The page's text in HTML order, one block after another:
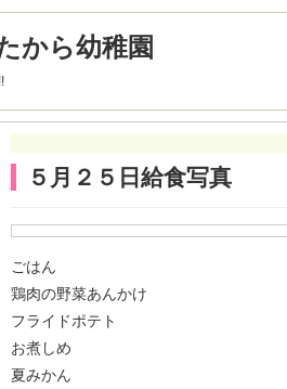
から幼稚園
５月２５日給食写真
ごはん
鶏肉の野菜あんかけ
フライドポテト
お煮しめ
夏みかん